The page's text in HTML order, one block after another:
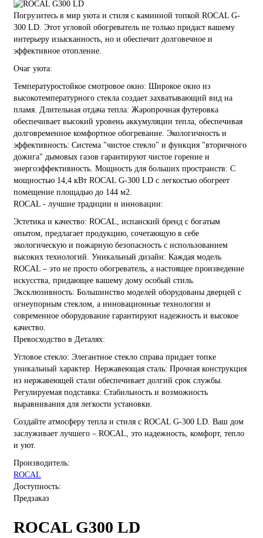
Погрузитесь в мир уюта и стиля с каминной топкой ROCAL G-
300 LD. Этот угловой обогреватель не только придаст вашему
интерьеру изысканность, но и обеспечит долговечное и
эффективное отопление.
Очаг уюта:
Температуростойкое смотровое окно: Широкое окно из
высокотемпературного стекла создает захватывающий вид на
пламя. Длительная отдача тепла: Жаропрочная футеровка
обеспечивает высокий уровень аккумуляции тепла, обеспечивая
долговременное комфортное обогревание. Экологичность и
эффективность: Система "чистое стекло" и функция "вторичного
дожига" дымовых газов гарантируют чистое горение и
энергоэффективность. Мощность для больших пространств: С
мощностью 14,4 кВт ROCAL G-300 LD с легкостью обогреет
помещение площадью до 144 м2.
ROCAL - лучшие традиции и инновации:
Эстетика и качество: ROCAL, испанский бренд с богатым
опытом, предлагает продукцию, сочетающую в себе
экологическую и пожарную безопасность с использованием
высоких технологий. Уникальный дизайн: Каждая модель
ROCAL – это не просто обогреватель, а настоящее произведение
искусства, придающее вашему дому особый стиль.
Эксклюзивность: Большинство моделей оборудованы дверцей с
огнеупорным стеклом, а инновационные технологии и
современное оборудование гарантируют надежность и высокое
качество.
Превосходство в Деталях:
Угловое стекло: Элегантное стекло справа придает топке
уникальный характер. Нержавеющая сталь: Прочная конструкция
из нержавеющей стали обеспечивает долгий срок службы.
Регулируемая подставка: Стабильность и возможность
выравнивания для легкости установки.
Создайте атмосферу тепла и стиля с ROCAL G-300 LD. Ваш дом
заслуживает лучшего – ROCAL, это надежность, комфорт, тепло
и уют.
Производитель:
ROCAL
Доступность:
Предзаказ
ROCAL G300 LD